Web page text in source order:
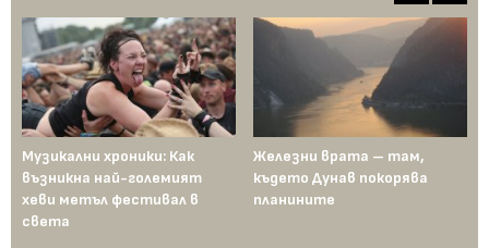
Музикални хроники: Как
възникна най-големият
хеви метъл фестивал в
света
Железни врата – там,
където Дунав покорява
планините